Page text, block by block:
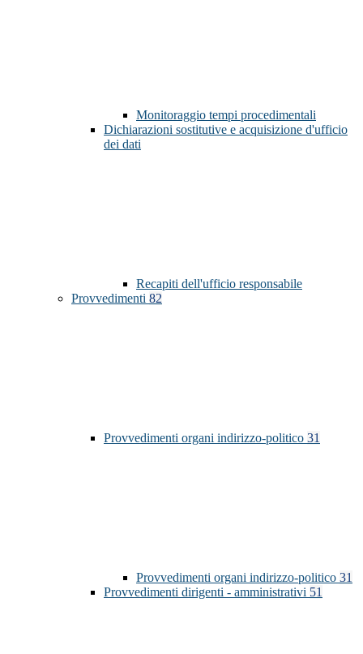
Monitoraggio tempi procedimentali
Dichiarazioni sostitutive e acquisizione d'ufficio
dei dati
Recapiti dell'ufficio responsabile
Provvedimenti 82
Provvedimenti organi indirizzo-politico 31
Provvedimenti organi indirizzo-politico 31
Provvedimenti dirigenti - amministrativi 51